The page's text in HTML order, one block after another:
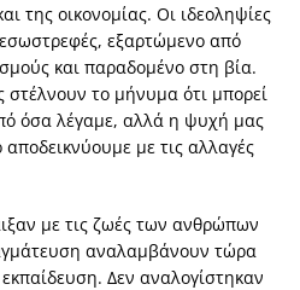
της οικονομίας. Οι ιδεοληψίες
εξαρτώμενο από
και παραδομένο στη βία.
στέλνουν το μήνυμα ότι μπορεί
όσα λέγαμε, αλλά η ψυχή μας
με τις αλλαγές
με τις ζωές των ανθρώπων
αναλαμβάνουν τώρα
Δεν αναλογίστηκαν